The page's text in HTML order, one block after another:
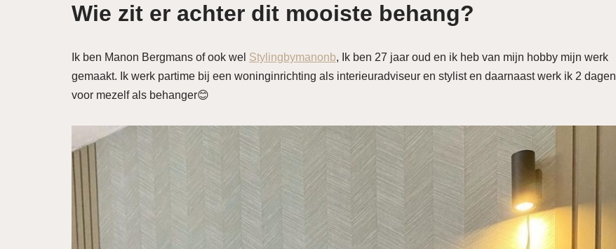
Wie zit er achter dit mooiste behang?
Ik ben Manon Bergmans of ook wel Stylingbymanonb, Ik ben 27 jaar oud en ik heb van mijn hobby mijn werk
gemaakt. Ik werk partime bij een woninginrichting als interieuradviseur en stylist en daarnaast werk ik 2 dagen
voor mezelf als behanger😊